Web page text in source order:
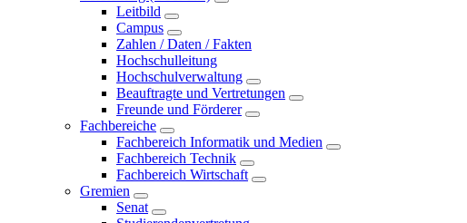
Leitbild
Campus
Zahlen / Daten / Fakten
Hochschulleitung
Hochschulverwaltung
Beauftragte und Vertretungen
Freunde und Förderer
Fachbereiche
Fachbereich Informatik und Medien
Fachbereich Technik
Fachbereich Wirtschaft
Gremien
Senat